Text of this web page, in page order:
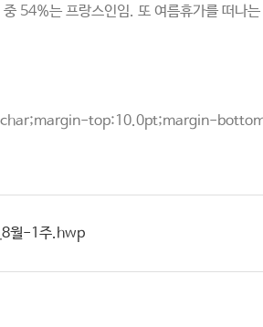
54%는 프랑스인임. 또 여름휴가를 떠나
top:10.0pt;margin-
월-1주.hwp